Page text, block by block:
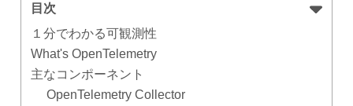
目次
１分でわかる可観測性
What's OpenTelemetry
主なコンポーネント
OpenTelemetry Collector